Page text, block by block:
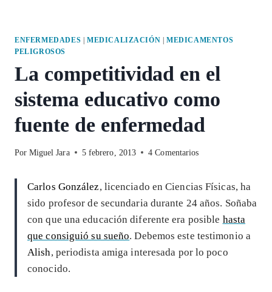
ENFERMEDADES MEDICALIZACIÓN |MEDICAMENTOS
PELIGROSOS
La competitividad en el
sistema educativo como
fuente de enfermedad
Por Miguel Jara 5 febrero, 2013 4 Comentarios
Carlos González, licenciado en Ciencias Físicas, ha
sido profesor de secundaria durante 24 años. Soñaba
con que una educación diferente era posible hasta
que consiguió su sueño. Debemos este testimonio a
Alish, periodista amiga interesada por lo poco
conocido.